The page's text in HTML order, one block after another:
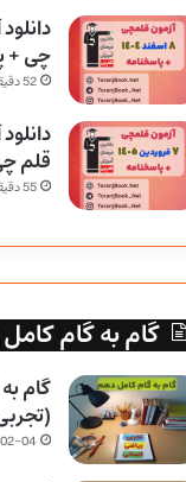
چی +
52 دقیقه پیش
قلم
55 دقیقه پیش
گام به گام کامل
گام
04